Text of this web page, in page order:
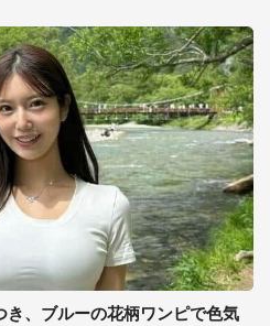
き、ブルーの花柄ワンピで色気